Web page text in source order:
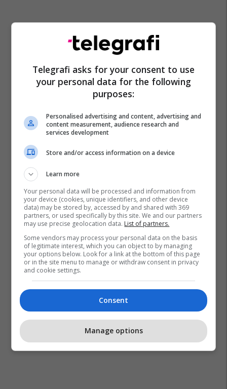
Grabitje Koplik Shkodër
Telegrafi asks for your consent to use
your personal data for the following
purposes:
Personalised advertising and content, advertising and
content measurement, audience research and
services development
Store and/or access information on a device
Learn more
Your personal data will be processed and information from
your device (cookies, unique identifiers, and other device
data) may be stored by, accessed by and shared with 369
partners, or used specifically by this site. We and our partners
may use precise geolocation data. List of partners.
Some vendors may process your personal data on the basis
of legitimate interest, which you can object to by managing
your options below. Look for a link at the bottom of this page
or in the site menu to manage or withdraw consent in privacy
and cookie settings.
Consent
Manage options